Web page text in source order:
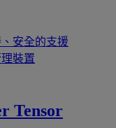
安全的支援
裝置
Tensor